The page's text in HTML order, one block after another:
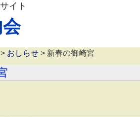
イト
> おしらせ > 新春の御崎宮